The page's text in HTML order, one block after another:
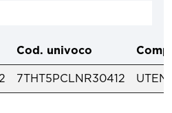
Cod. univoco
7THT5PCLNR30412